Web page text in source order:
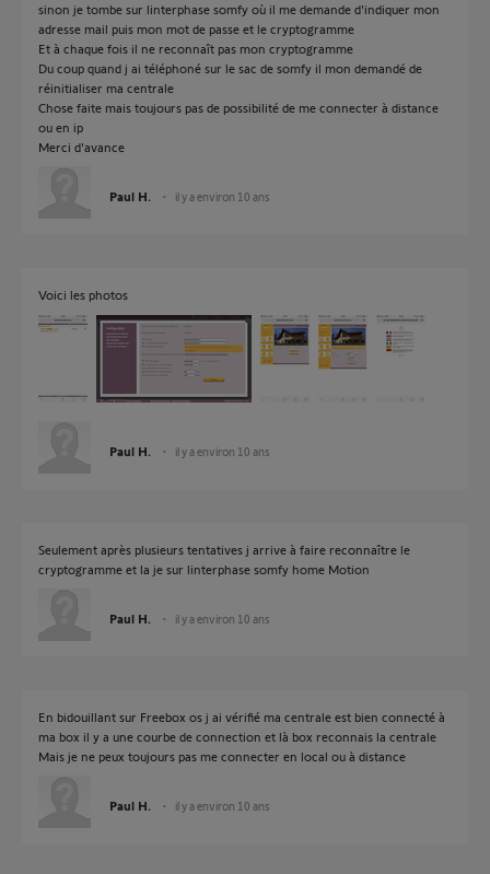
sinon je tombe sur linterphase somfy où il me demande d'indiquer mon
adresse mail puis mon mot de passe et le cryptogramme
Et à chaque fois il ne reconnaît pas mon cryptogramme
Du coup quand j ai téléphoné sur le sac de somfy il mon demandé de
réinitialiser ma centrale
Chose faite mais toujours pas de possibilité de me connecter à distance
ou en ip
Merci d'avance
Paul H. il y a environ 10 ans
Voici les photos
Paul H. il y a environ 10 ans
Seulement après plusieurs tentatives j arrive à faire reconnaître le
cryptogramme et la je sur linterphase somfy home Motion
Paul H. il y a environ 10 ans
En bidouillant sur Freebox os j ai vérifié ma centrale est bien connecté à
ma box il y a une courbe de connection et là box reconnais la centrale
Mais je ne peux toujours pas me connecter en local ou à distance
Paul H. il y a environ 10 ans